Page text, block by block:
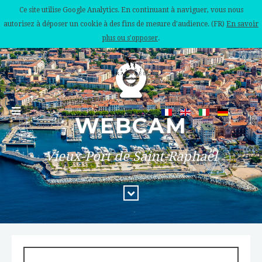
Ce site utilise Google Analytics. En continuant à naviguer, vous nous
autorisez à déposer un cookie à des fins de mesure d'audience. (FR) En savoir
plus ou s'opposer.
WEBCAM
Vieux-Port de Saint-Raphaël